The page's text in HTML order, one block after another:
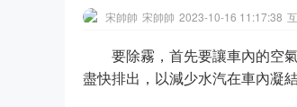
宋帥帥 宋帥帥 2023-10-16 11:17:38
要除霧，首先要讓車內的空
盡快排出，以減少水汽在車內凝結